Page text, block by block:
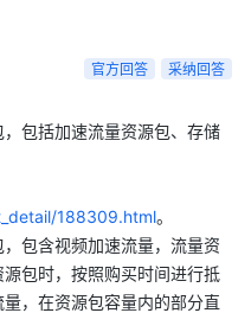
官方回答 采纳回答
包括加速流量资源包、存储
188309.html。
包含视频加速流量，流量资
包时，按照购买时间进行抵
，在资源包容量内的部分直